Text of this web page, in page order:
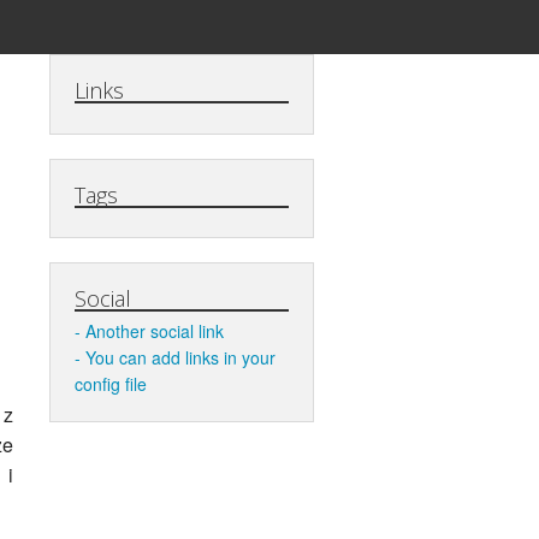
i
Links
Tags
Social
Another social link
You can add links in your
config file